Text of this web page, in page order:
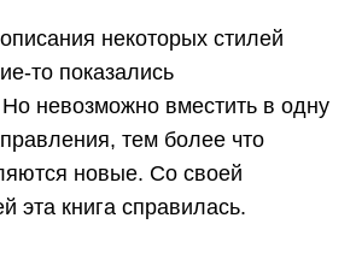
некоторых стилей
то показались
невозможно вместить в одну
тем более что
новые. Со своей
эта книга справилась.